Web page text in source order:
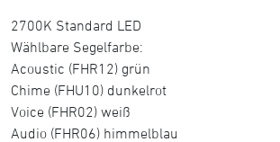
2700K Standard LED
Wählbare Segelfarbe:
Acoustic (FHR12) grün
Chime (FHU10) dunkelrot
Voice (FHR02) weiß
Audio (FHR06) himmelblau